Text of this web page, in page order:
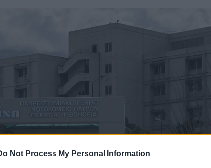
Not Process My Personal Information